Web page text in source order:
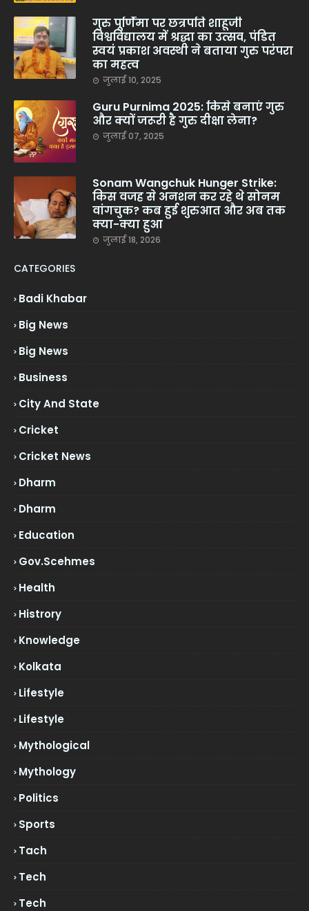
गुरु पूर्णिमा पर छत्रपति शाहूजी
विश्वविद्यालय में श्रद्धा का उत्सव, पंडित
स्वयं प्रकाश अवस्थी ने बताया गुरु परंपरा
का महत्व
जुलाई 10, 2025
Guru Purnima 2025: किसे बनाएं गुरु
और क्यों जरूरी है गुरु दीक्षा लेना?
जुलाई 07, 2025
Sonam Wangchuk Hunger Strike:
किस वजह से अनशन कर रहे थे सोनम
वांगचुक? कब हुई शुरुआत और अब तक
क्या-क्या हुआ
जुलाई 18, 2026
CATEGORIES
Badi Khabar
Big News
Big News
Business
City And State
Cricket
Cricket News
Dharm
Dharm
Education
Gov.scehmes
Health
Histrory
Knowledge
Kolkata
Lifestyle
Lifestyle
Mythological
Mythology
Politics
Sports
Tach
Tech
Tech